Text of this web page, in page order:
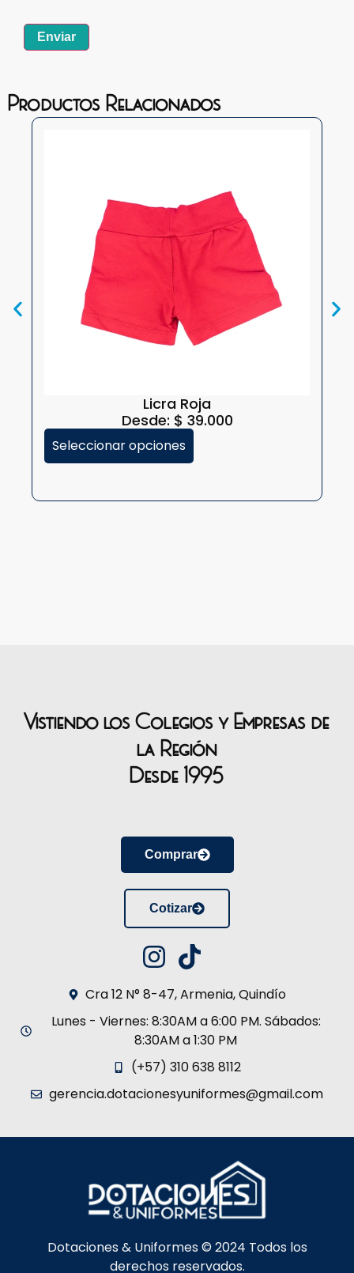
Productos Relacionados
Licra Roja
Desde: $ 39.000
Seleccionar opciones
Vistiendo los Colegios y Empresas de
la Región
Desde 1995
Comprar
Cotizar
Cra 12 N° 8-47, Armenia, Quindío
Lunes - Viernes: 8:30AM a 6:00 PM. Sábados:
8:30AM a 1:30 PM
(+57) 310 638 8112
gerencia.dotacionesyuniformes@gmail.com
Dotaciones & Uniformes © 2024 Todos los
derechos reservados.